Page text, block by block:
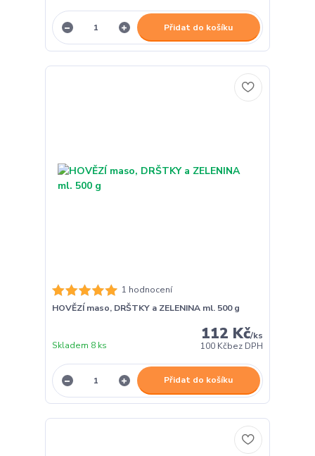
Přidat do košíku
1 hodnocení
HOVĚZÍ maso, DRŠTKY a ZELENINA ml. 500 g
112 Kč/ks
100 Kčbez DPH
Skladem 8 ks
Přidat do košíku